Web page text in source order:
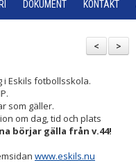
DOKUMENT KONTAKT
>
<
Eskils fotbollsskola.
som gäller.
om dag, tid och plats
börjar gälla från v.44!
www.eskils.nu